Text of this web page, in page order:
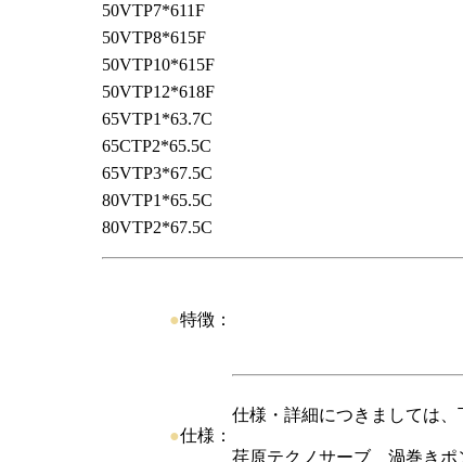
50VTP7*611F
50VTP8*615F
50VTP10*615F
50VTP12*618F
65VTP1*63.7C
65CTP2*65.5C
65VTP3*67.5C
80VTP1*65.5C
80VTP2*67.5C
●特徴：
●仕様：
仕様・詳細につきましては、
荏原テクノサーブ 渦巻きポ